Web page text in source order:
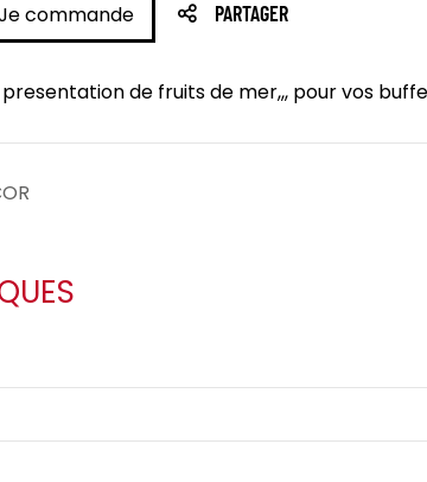
commande PARTAGER
de fruits de mer,,, pour vos